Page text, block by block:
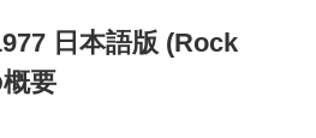
日本語版 (Rock
要